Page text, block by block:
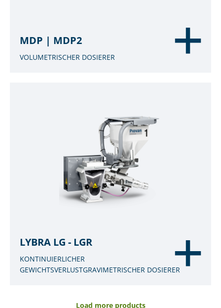
MDP | MDP2
VOLUMETRISCHER DOSIERER
LYBRA LG - LGR
KONTINUIERLICHER
GEWICHTSVERLUSTGRAVIMETRISCHER DOSIERER
Load more products